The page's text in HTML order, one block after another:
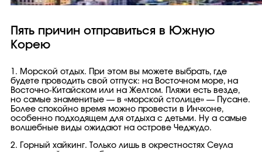
Пять причин отправиться в Южную
Корею
1. Морской отдых. При этом вы можете выбрать, где
будете проводить свой отпуск: на Восточном море, на
Восточно-Китайском или на Желтом. Пляжи есть везде,
но самые знаменитые — в «морской столице» — Пусане.
Более спокойно время можно провести в Инчхоне,
особенно подходящем для отдыха с детьми. Ну а самые
волшебные виды ожидают на острове Чеджудо.
2. Горный хайкинг. Только лишь в окрестностях Сеула